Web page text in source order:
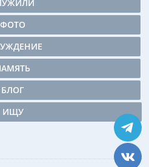
ФОТО
БЛОГ
ИЩУ